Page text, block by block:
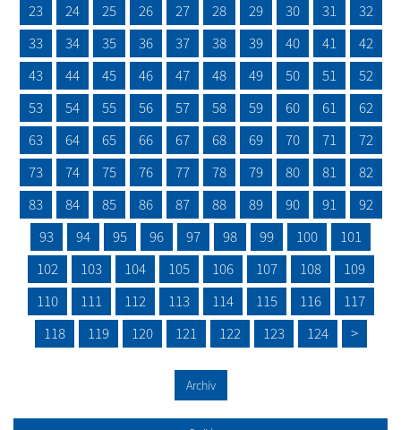
23
24 25 26 27 28 29 30 31
32
33
34 35 36 37 38 39 40 41
42
43
44 45 46 47 48 49 50 51
52
53
54 55 56 57 58 59 60 61
62
63
64 65 66 67 68 69 70 71
72
73
74 75 76 77 78 79 80 81
82
83
84 85 86 87 88 89 90 91
92
93
94 95 96 97 98 99 100
101
102
103 104 105 106 107 108
109
110
111 112 113 114 115 116
117
118
119 120 121 122 123 124 >
Archív